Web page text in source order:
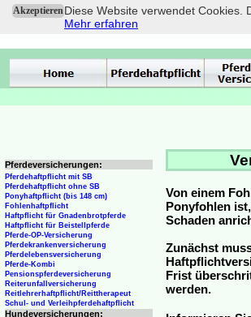
AkzeptierenDiese Website verwendet Cookies.
Mehr erfahren
Von einem
Ponyfohlen
Schaden
Zunächst
Frist
werden.
Pferdeversicherungen:
Pferdehaftpflicht mit SB
Pferdehaftpflicht ohne SB
Ponyhaftpflicht (bis 148 cm)
Fohlenhaftpflicht
Haftpflicht für Gnadenbrotpferde
Haftpflicht für Beistellpferde
Pferde-OP-Versicherung
Pferdekrankenversicherung
Pferdelebensversicherung
Pferde-Kombi
Pensionspferdeversicherung
Reiterunfallversicherung
Reitlehrerhaftpflicht/Reittherapeut
Schul- und Verleihpferdehaftpflicht
Hundeversicherungen: